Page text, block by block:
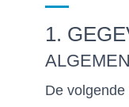
1.
De